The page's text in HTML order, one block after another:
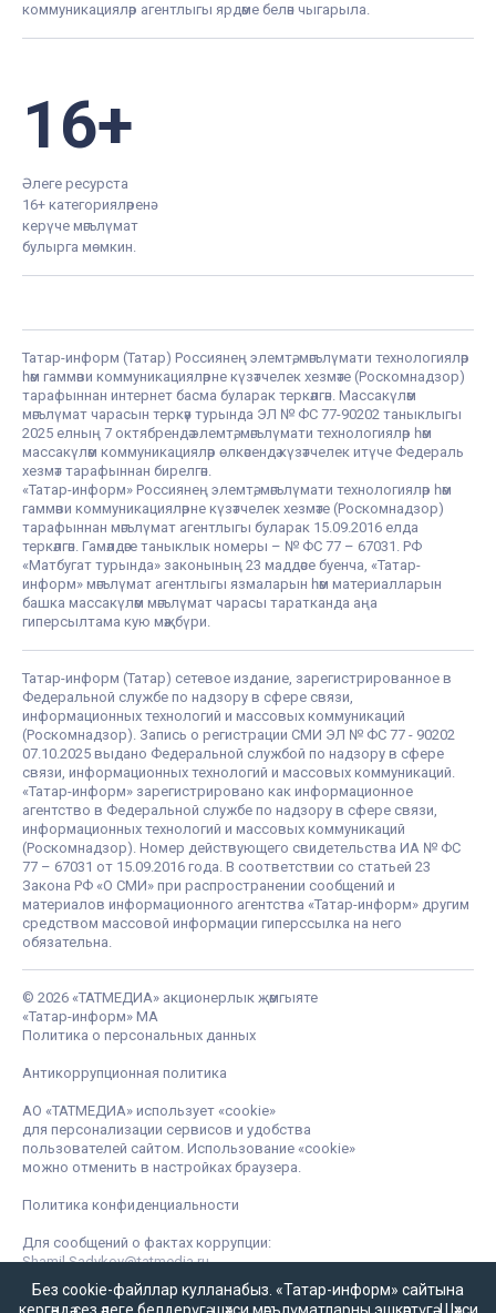
коммуникацияләр агентлыгы ярдәме белән чыгарыла.
16+
Әлеге ресурста
16+ категорияләренә
керүче мәгълүмат
булырга мөмкин.
Татар-информ (Татар) Россиянең элемтә, мәгълүмати технологияләр
һәм гаммәви коммуникацияләрне күзәтчелек хезмәте (Роскомнадзор)
тарафыннан интернет басма буларак теркәлгән. Массакүләм
мәгълүмат чарасын теркәү турында ЭЛ № ФС 77-90202 таныклыгы
2025 елның 7 октябрендә элемтә, мәгълүмати технологияләр һәм
массакүләм коммуникацияләр өлкәсендә күзәтчелек итүче Федераль
хезмәт тарафыннан бирелгән.
«Татар-информ» Россиянең элемтә, мәгълүмати технологияләр һәм
гаммәви коммуникацияләрне күзәтчелек хезмәте (Роскомнадзор)
тарафыннан мәгълүмат агентлыгы буларак 15.09.2016 елда
теркәлгән. Гамәлдәге таныклык номеры – № ФС 77 – 67031. РФ
«Матбугат турында» законының 23 маддәсе буенча, «Татар-
информ» мәгълүмат агентлыгы язмаларын һәм материалларын
башка массакүләм мәгълүмат чарасы таратканда аңа
гиперсылтама кую мәҗбүри.
Татар-информ (Татар) сетевое издание, зарегистрированное в
Федеральной службе по надзору в сфере связи,
информационных технологий и массовых коммуникаций
(Роскомнадзор). Запись о регистрации СМИ ЭЛ № ФС 77 - 90202
07.10.2025 выдано Федеральной службой по надзору в сфере
связи, информационных технологий и массовых коммуникаций.
«Татар-информ» зарегистрировано как информационное
агентство в Федеральной службе по надзору в сфере связи,
информационных технологий и массовых коммуникаций
(Роскомнадзор). Номер действующего свидетельства ИА № ФС
77 – 67031 от 15.09.2016 года. В соответствии со статьей 23
Закона РФ «О СМИ» при распространении сообщений и
материалов информационного агентства «Татар-информ» другим
средством массовой информации гиперссылка на него
обязательна.
© 2026 «ТАТМЕДИА» акционерлык җәмгыяте
«Татар-информ» МА
Политика о персональных данных
Антикоррупционная политика
АО «ТАТМЕДИА» использует «cookie»
для персонализации сервисов и удобства
пользователей сайтом. Использование «cookie»
можно отменить в настройках браузера.
Политика конфиденциальности
Для сообщений о фактах коррупции:
Shamil.Sadykov@tatmedia.ru
Без cookie-файллар кулланабыз. «Татар-информ» сайтына